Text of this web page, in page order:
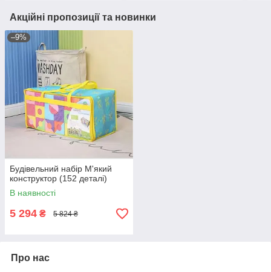
Акційні пропозиції та новинки
–9%
Будівельний набір М'який
конструктор (152 деталі)
В наявності
5 294 ₴ 5 824 ₴
Про нас